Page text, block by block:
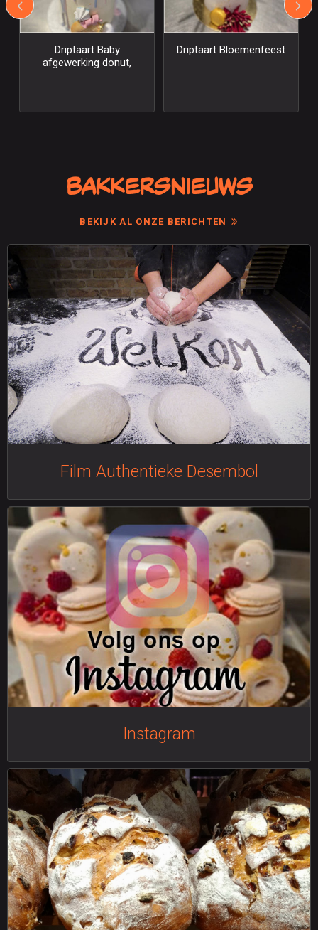
Driptaart Bloemenfeest
Driptaart White drip en
Bakkersnieuws
BEKIJK AL ONZE BERICHTEN
Film Authentieke Desembol
Instagram